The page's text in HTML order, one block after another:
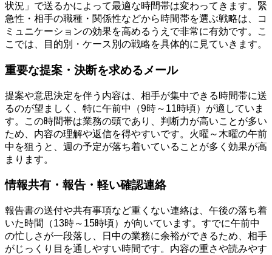
状況」で送るかによって最適な時間帯は変わってきます。緊
急性・相手の職種・関係性などから時間帯を選ぶ戦略は、コ
ミュニケーションの効果を高めるうえで非常に有効です。こ
こでは、目的別・ケース別の戦略を具体的に見ていきます。
重要な提案・決断を求めるメール
提案や意思決定を伴う内容は、相手が集中できる時間帯に送
るのが望ましく、特に午前中（9時～11時頃）が適していま
す。この時間帯は業務の頭であり、判断力が高いことが多い
ため、内容の理解や返信を得やすいです。火曜～木曜の午前
中を狙うと、週の予定が落ち着いていることが多く効果が高
まります。
情報共有・報告・軽い確認連絡
報告書の送付や共有事項など重くない連絡は、午後の落ち着
いた時間（13時～15時頃）が向いています。すでに午前中
の忙しさが一段落し、日中の業務に余裕ができるため、相手
がじっくり目を通しやすい時間です。内容の重さや読みやす